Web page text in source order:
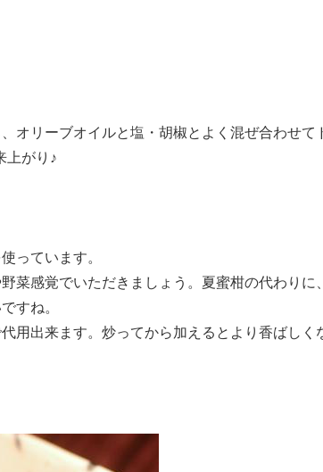
オリーブオイルと塩・胡椒とよく混ぜ合わせ
上がり♪
っています。
菜感覚でいただきましょう。夏蜜柑の代わりに
すね。
用出来ます。炒ってから加えるとより香ばしく